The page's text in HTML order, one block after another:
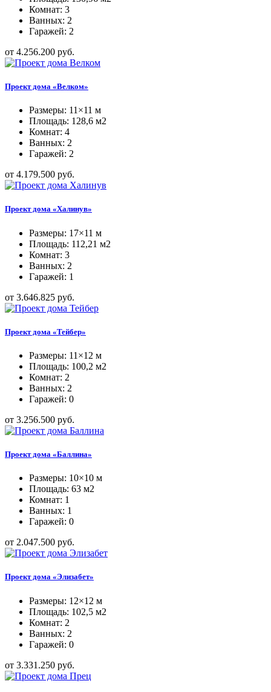
Комнат: 3
Ванных: 2
Гаражей: 2
от 4.256.200 руб.
Проект дома «Велком»
Размеры: 11×11 м
Площадь: 128,6 м2
Комнат: 4
Ванных: 2
Гаражей: 2
от 4.179.500 руб.
Проект дома «Халинув»
Размеры: 17×11 м
Площадь: 112,21 м2
Комнат: 3
Ванных: 2
Гаражей: 1
от 3.646.825 руб.
Проект дома «Тейбер»
Размеры: 11×12 м
Площадь: 100,2 м2
Комнат: 2
Ванных: 2
Гаражей: 0
от 3.256.500 руб.
Проект дома «Баллина»
Размеры: 10×10 м
Площадь: 63 м2
Комнат: 1
Ванных: 1
Гаражей: 0
от 2.047.500 руб.
Проект дома «Элизабет»
Размеры: 12×12 м
Площадь: 102,5 м2
Комнат: 2
Ванных: 2
Гаражей: 0
от 3.331.250 руб.